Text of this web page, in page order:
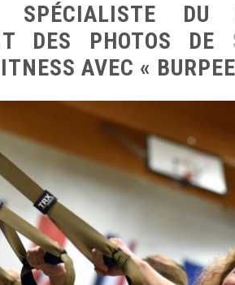
SPÉCIALISTE
DES PHOTOS DE
AVEC «